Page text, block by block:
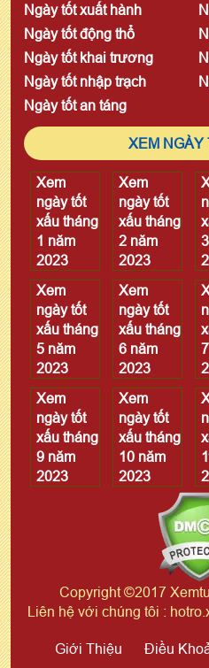
Ngày tốt xuất hành
Ngày tốt động thổ
Ngày tốt khai trương
Ngày tốt nhập trạch
Ngày tốt an táng
XEM NGÀY
Xem
ngày tốt
xấu tháng
1 năm
2023
Xem
ngày tốt
xấu tháng
2 năm
2023
Xem
ngày tốt
xấu tháng
5 năm
2023
Xem
ngày tốt
xấu tháng
6 năm
2023
Xem
ngày tốt
xấu tháng
9 năm
2023
Xem
ngày tốt
xấu tháng
10 năm
2023
Copyright ©2017
Liên hệ với chúng tôi :
Giới Thiệu Điều